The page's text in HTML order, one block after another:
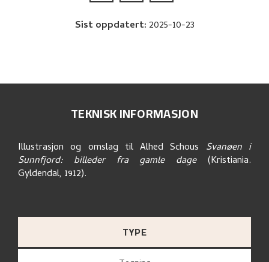
Sist oppdatert: 2025-10-23
TEKNISK INFORMASJON
TYPE
Illustrasjon og omslag til Alhed Schous Svanøen i
Sunnfjord: billeder fra gamle dage(Kristiania.
Gyldendal, 1912).